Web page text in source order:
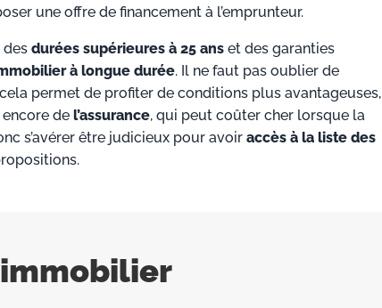
une offre de financement à l’emprunteur.
des durées supérieures à 25 ans et des garanties
à longue durée. Il ne faut pas oublier de
permet de profiter de conditions plus avantageuses,
de l’assurance, qui peut coûter cher lorsque la
s’avérer être judicieux pour avoir accès à la liste des